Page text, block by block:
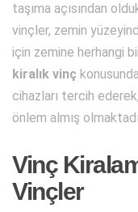
taşıma açısından
vinçler, zemin
için zemine herhangi
kiralık vinç
cihazları tercih
önlem almış
Vinç
Vinçler